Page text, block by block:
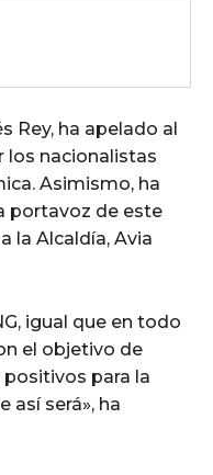
Rey, ha apelado al
los nacionalistas
Asimismo, ha
portavoz de este
la Alcaldía, Avia
igual que en todo
el objetivo de
positivos para la
así será», ha